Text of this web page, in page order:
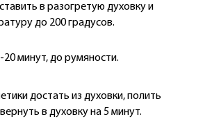
в разогретую духовку и
до 200 градусов.
20 минут, до румяности.
достать из духовки, полить
в духовку на 5 минут.